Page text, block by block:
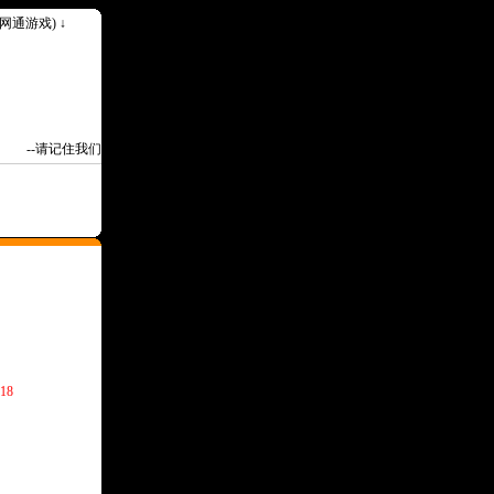
通游戏) ↓
--请记住我们永久网址Www.30ok.Com--